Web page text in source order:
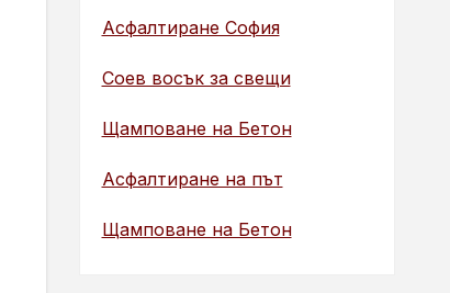
Асфалтиране София
Соев восък за свещи
Щамповане на Бетон
Асфалтиране на път
Щамповане на Бетон